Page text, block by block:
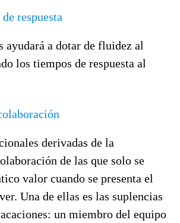
respuesta
ayudará a dotar de fluidez al
los tiempos de respuesta al
derivadas de la
de las que solo se
valor cuando se presenta el
Una de ellas es las suplencias
un miembro del equipo